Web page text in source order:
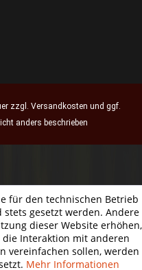
zzgl. Versandkosten und ggf.
anders beschrieben
für den technischen Betrieb
gesetzt werden. Andere
dieser Website erhöhen,
Interaktion mit anderen
vereinfachen sollen, werden
Mehr Informationen